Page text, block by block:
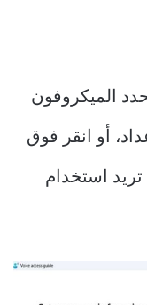
حدد الميكروفون
أو انقر فوق
استخدام